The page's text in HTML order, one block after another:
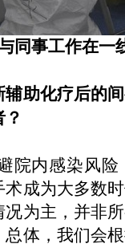
同事工作在一
助化疗后的
院内感染风
成为大多数
为主，并非
体，我们会